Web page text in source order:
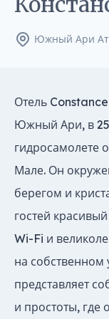
Южный Ари
Отель
Южный Ари, в
гидросамолете
Мале. Он
берегом и
гостей
Wi-Fi и
на собственном
представляет
и простоты, где